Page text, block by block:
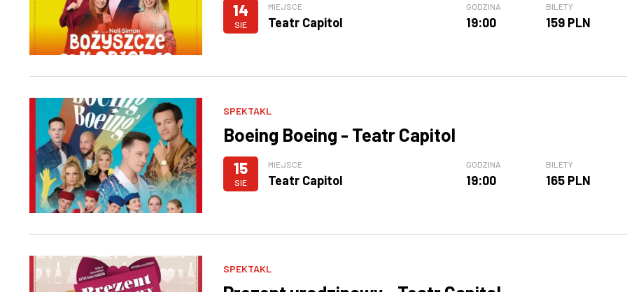
14
SIE
MIEJSCE
Teatr Capitol
GODZINA
19:00
BILETY
159 PLN
SPEKTAKL
Boeing Boeing - Teatr Capitol
15
SIE
MIEJSCE
Teatr Capitol
GODZINA
19:00
BILETY
165 PLN
SPEKTAKL